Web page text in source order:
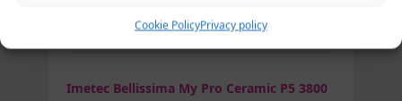
Cookie PolicyPrivacy policy
Imetec Bellissima K5 2200
Imetec Bellissima My Pro Ceramic P5 3800